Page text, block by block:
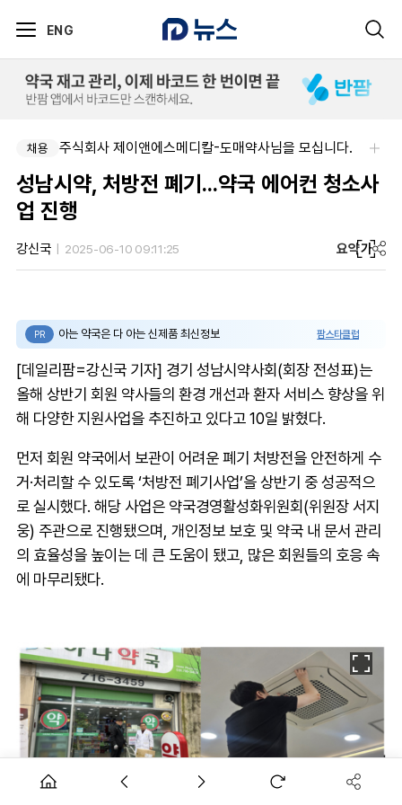
ENG
채용 주식회사 제이앤에스메디칼-도매약사님을 모십니다.
성남시약, 처방전 폐기...약국 에어컨 청소사
업 진행
강신국 2025-06-10 09:11:25 요약가
PR 아는 약국은 다 아는 신제품 최신정보 팜스타클럽
[데일리팜=강신국 기자] 경기 성남시약사회(회장 전성표)는
올해 상반기 회원 약사들의 환경 개선과 환자 서비스 향상을 위
해 다양한 지원사업을 추진하고 있다고 10일 밝혔다.
먼저 회원 약국에서 보관이 어려운 폐기 처방전을 안전하게 수
거·처리할 수 있도록 ‘처방전 폐기사업’을 상반기 중 성공적으
로 실시했다. 해당 사업은 약국경영활성화위원회(위원장 서지
웅) 주관으로 진행됐으며, 개인정보 보호 및 약국 내 문서 관리
의 효율성을 높이는 데 큰 도움이 됐고, 많은 회원들의 호응 속
에 마무리됐다.